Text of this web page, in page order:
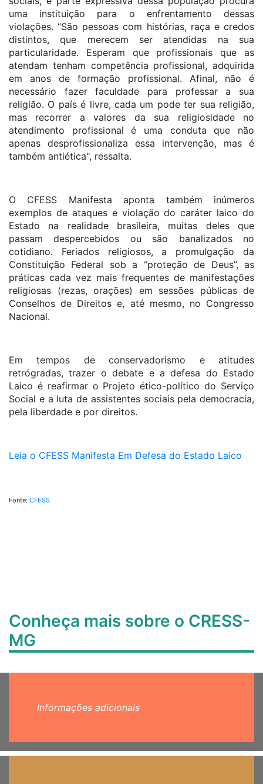
uma instituição para o enfrentamento dessas
violações. “São pessoas com histórias, raça e credos
distintos, que merecem ser atendidas na sua
particularidade. Esperam que profissionais que as
atendam tenham competência profissional, adquirida
em anos de formação profissional. Afinal, não é
necessário fazer faculdade para professar a sua
religião. O país é livre, cada um pode ter sua religião,
mas recorrer a valores da sua religiosidade no
atendimento profissional é uma conduta que não
apenas desprofissionaliza essa intervenção, mas é
também antiética", ressalta.
O CFESS Manifesta aponta também inúmeros
exemplos de ataques e violação do caráter laico do
Estado na realidade brasileira, muitas deles que
passam despercebidos ou são banalizados no
cotidiano. Feriados religiosos, a promulgação da
Constituição Federal sob a “proteção de Deus”, as
práticas cada vez mais frequentes de manifestações
religiosas (rezas, orações) em sessões públicas de
Conselhos de Direitos e, até mesmo, no Congresso
Nacional.
Em tempos de conservadorismo e atitudes
retrógradas, trazer o debate e a defesa do Estado
Laico é reafirmar o Projeto ético-político do Serviço
Social e a luta de assistentes sociais pela democracia,
pela liberdade e por direitos.
Leia o CFESS Manifesta Em Defesa do Estado Laico
Fonte: CFESS
Conheça mais sobre o CRESS-
MG
Informações adicionais